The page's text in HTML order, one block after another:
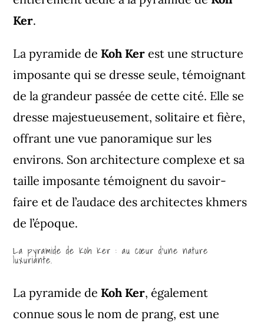
Ker.
La pyramide de Koh Ker est une structure
imposante qui se dresse seule, témoignant
de la grandeur passée de cette cité. Elle se
dresse majestueusement, solitaire et fière,
offrant une vue panoramique sur les
environs. Son architecture complexe et sa
taille imposante témoignent du savoir-
faire et de l’audace des architectes khmers
de l’époque.
La pyramide de Koh Ker : au cœur d’une nature
luxuriante.
La pyramide de Koh Ker, également
connue sous le nom de prang, est une